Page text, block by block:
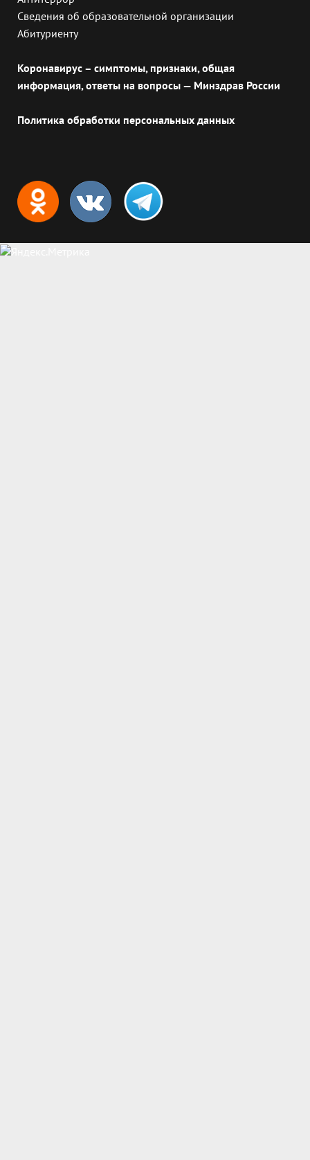
Сведения об образовательной организации
Абитуриенту
Коронавирус – симптомы, признаки, общая
информация, ответы на вопросы — Минздрав России
Политика обработки персональных данных